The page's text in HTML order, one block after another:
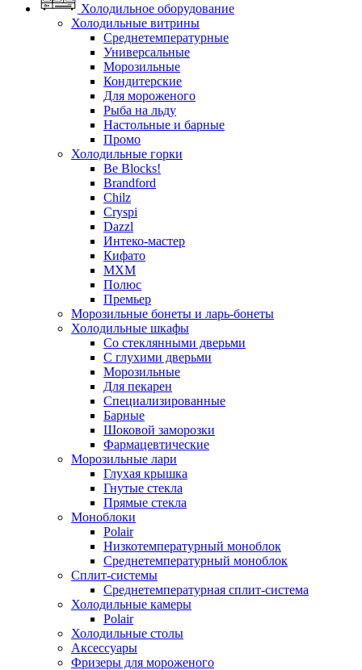
Холодильное оборудование
Холодильные витрины
Среднетемпературные
Универсальные
Морозильные
Кондитерские
Для мороженого
Рыба на льду
Настольные и барные
Промо
Холодильные горки
Be Blocks!
Brandford
Chilz
Cryspi
Dazzl
Интеко-мастер
Кифато
МХМ
Полюс
Премьер
Морозильные бонеты и ларь-бонеты
Холодильные шкафы
Со стеклянными дверьми
С глухими дверьми
Морозильные
Для пекарен
Специализированные
Барные
Шоковой заморозки
Фармацевтические
Морозильные лари
Глухая крышка
Гнутые стекла
Прямые стекла
Моноблоки
Polair
Низкотемпературный моноблок
Среднетемпературный моноблок
Сплит-системы
Среднетемпературная сплит-система
Холодильные камеры
Polair
Холодильные столы
Аксессуары
Фризеры для мороженого